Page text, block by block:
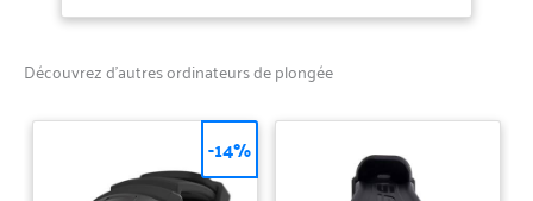
Découvrez d’autres ordinateurs de plongée
-14%